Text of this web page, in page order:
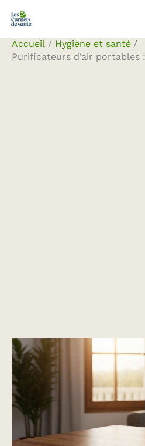
Aller
contenu
Accueil
Hygiène et santé
Purificateurs d’air portables
Rechercher